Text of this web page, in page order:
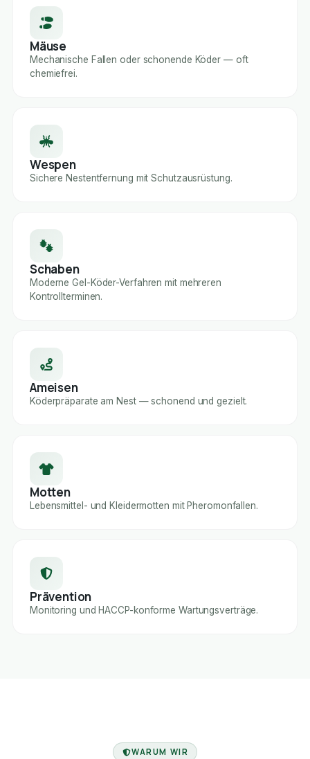
Mäuse
Mechanische Fallen oder schonende Köder — oft
chemiefrei.
Wespen
Sichere Nestentfernung mit Schutzausrüstung.
Schaben
Moderne Gel-Köder-Verfahren mit mehreren
Kontrollterminen.
Ameisen
Köderpräparate am Nest — schonend und gezielt.
Motten
Lebensmittel- und Kleidermotten mit Pheromonfallen.
Prävention
Monitoring und HACCP-konforme Wartungsverträge.
WARUM WIR